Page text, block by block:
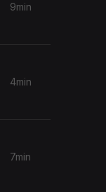
9min
4min
7min